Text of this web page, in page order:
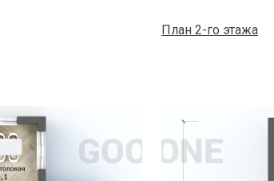
План 2-го этажа